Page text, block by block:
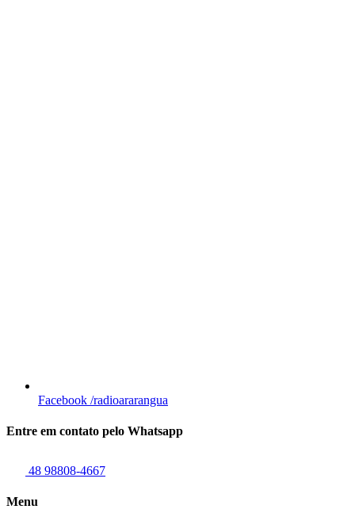
Facebook /radioararangua
Entre em contato pelo Whatsapp
48 98808-4667
Menu